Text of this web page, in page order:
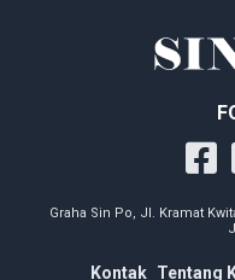
Graha Sin Po, Jl. Kramat
Kontak Tentang